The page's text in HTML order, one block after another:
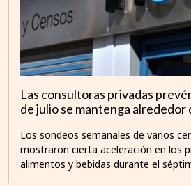
Las consultoras privadas
de julio se mantenga alrededor
Los sondeos semanales de varios
mostraron cierta aceleración en los
alimentos y bebidas durante el